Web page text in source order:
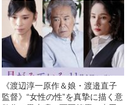
《渡辺淳一原作＆娘・渡邉直子
監督》“女性の性”を真摯に描く意